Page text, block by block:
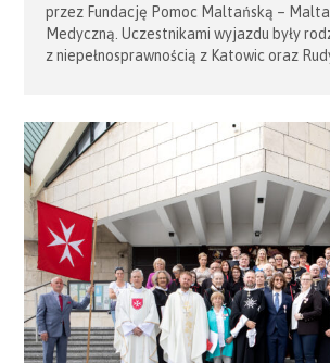
przez Fundację Pomoc Maltańską –
Medyczną. Uczestnikami wyjazdu były
z niepełnosprawnością z Katowic oraz
historyczny Zamek Piastów Śląskich w